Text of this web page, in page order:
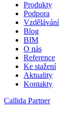
Produkty
Podpora
Vzdělávání
Blog
BIM
O nás
Reference
Ke stažení
Aktuality
Kontakty
Callida Partner